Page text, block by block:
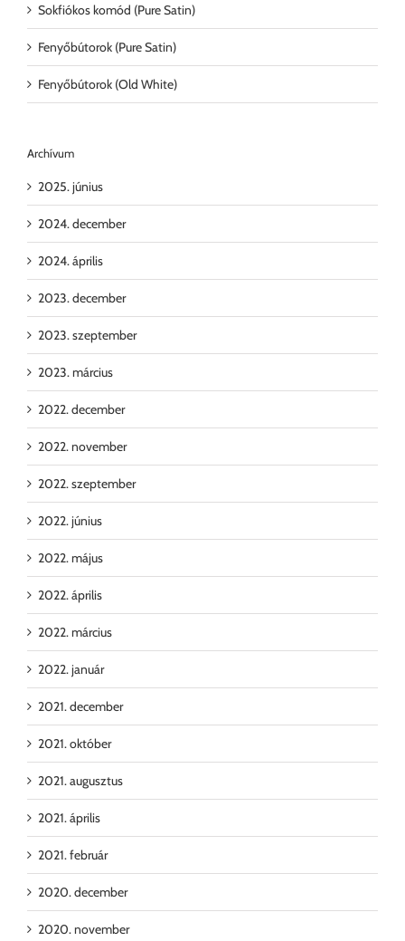
Sokfiókos komód (Pure Satin)
Fenyőbútorok (Pure Satin)
Fenyőbútorok (Old White)
Archívum
2025. június
2024. december
2024. április
2023. december
2023. szeptember
2023. március
2022. december
2022. november
2022. szeptember
2022. június
2022. május
2022. április
2022. március
2022. január
2021. december
2021. október
2021. augusztus
2021. április
2021. február
2020. december
2020. november